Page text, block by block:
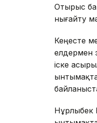
Отырыс
нығайту
Кеңесте
елдермен
іске
Нұрлыбек